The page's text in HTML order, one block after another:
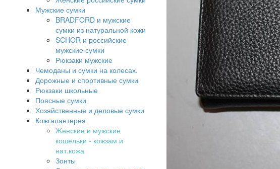
Мужские сумки
BRADFORD и мужские
сумки из натуральной кожи
SCHOR и российские
мужские сумки
Рюкзаки мужские
Чемоданы и сумки на колесах.
Дорожные и спортивные сумки
Рюкзаки школьные
Поясные сумки
Хозяйственные и деловые сумки
Кожгалантерея
Женские и мужские
кошельки - кожзам и
нат.кожа
Зонты